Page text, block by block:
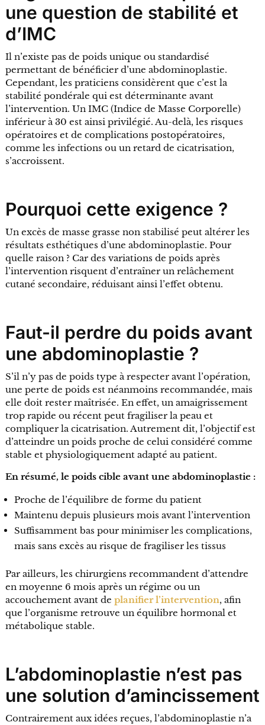
une question de stabilité et
d’IMC
Il n’existe pas de poids unique ou standardisé
permettant de bénéficier d’une abdominoplastie.
Cependant, les praticiens considèrent que c’est la
stabilité pondérale qui est déterminante avant
l’intervention. Un IMC (Indice de Masse Corporelle)
inférieur à 30 est ainsi privilégié. Au-delà, les risques
opératoires et de complications postopératoires,
comme les infections ou un retard de cicatrisation,
s’accroissent.
Pourquoi cette exigence ?
Un excès de masse grasse non stabilisé peut altérer les
résultats esthétiques d’une abdominoplastie. Pour
quelle raison ? Car des variations de poids après
l’intervention risquent d’entraîner un relâchement
cutané secondaire, réduisant ainsi l’effet obtenu.
Faut-il perdre du poids avant
une abdominoplastie ?
S’il n’y pas de poids type à respecter avant l’opération,
une perte de poids est néanmoins recommandée, mais
elle doit rester maîtrisée. En effet, un amaigrissement
trop rapide ou récent peut fragiliser la peau et
compliquer la cicatrisation. Autrement dit, l’objectif est
d’atteindre un poids proche de celui considéré comme
stable et physiologiquement adapté au patient.
En résumé, le poids cible avant une abdominoplastie :
Proche de l’équilibre de forme du patient
Maintenu depuis plusieurs mois avant l’intervention
Suffisamment bas pour minimiser les complications,
mais sans excès au risque de fragiliser les tissus
Par ailleurs, les chirurgiens recommandent d’attendre
en moyenne 6 mois après un régime ou un
accouchement avant de planifier l’intervention, afin
que l’organisme retrouve un équilibre hormonal et
métabolique stable.
L’abdominoplastie n’est pas
une solution d’amincissement
Contrairement aux idées reçues, l’abdominoplastie n’a